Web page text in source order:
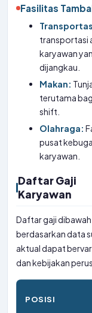
Fasilitas
transportasi
karyawan
dijangkau.
Makan:
terutama
shift.
Olahraga:
pusat
karyawan.
Daftar Gaji
Karyawan
Daftar gaji
berdasarkan data
aktual dapat
dan kebijakan
POSISI